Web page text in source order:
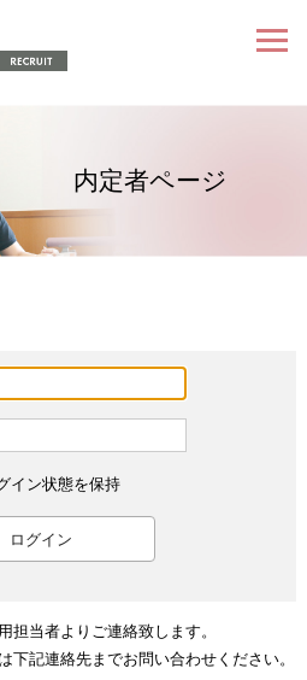
内定者ページ
イン状態を保持
ログイン
担当者よりご連絡致します。
下記連絡先までお問い合わせください。